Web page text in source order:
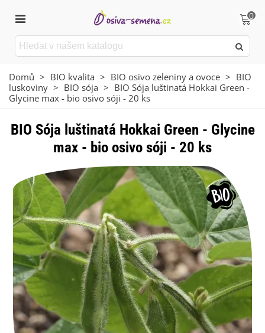
0
Domů > BIO kvalita > BIO osivo zeleniny a ovoce > BIO
luskoviny > BIO sója > BIO Sója luštinatá Hokkai Green -
Glycine max - bio osivo sóji - 20 ks
BIO Sója luštinatá Hokkai Green - Glycine
max - bio osivo sóji - 20 ks